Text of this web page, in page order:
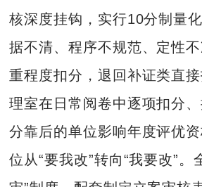
核深度挂钩，实行10分制量
据不清、程序不规范、定性
重程度扣分，退回补证类直
理室在日常阅卷中逐项扣分
分靠后的单位影响年度评优
位从“要我改”转向“我要改”。